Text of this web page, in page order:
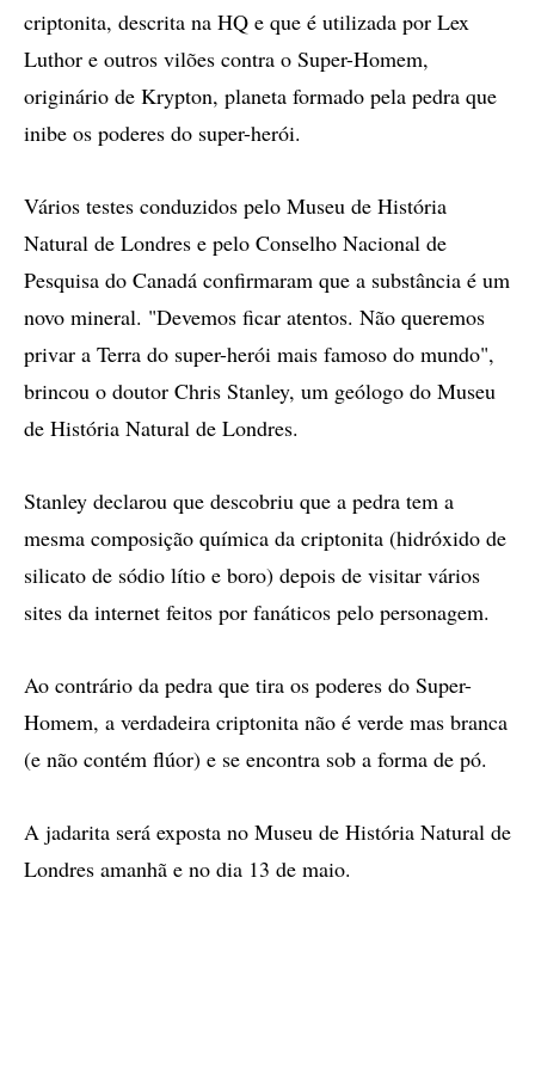
criptonita, descrita na HQ e que é utilizada por Lex
Luthor e outros vilões contra o Super-Homem,
originário de Krypton, planeta formado pela pedra que
inibe os poderes do super-herói.
Vários testes conduzidos pelo Museu de História
Natural de Londres e pelo Conselho Nacional de
Pesquisa do Canadá confirmaram que a substância é um
novo mineral. "Devemos ficar atentos. Não queremos
privar a Terra do super-herói mais famoso do mundo",
brincou o doutor Chris Stanley, um geólogo do Museu
de História Natural de Londres.
Stanley declarou que descobriu que a pedra tem a
mesma composição química da criptonita (hidróxido de
silicato de sódio lítio e boro) depois de visitar vários
sites da internet feitos por fanáticos pelo personagem.
Ao contrário da pedra que tira os poderes do Super-
Homem, a verdadeira criptonita não é verde mas branca
(e não contém flúor) e se encontra sob a forma de pó.
A jadarita será exposta no Museu de História Natural de
Londres amanhã e no dia 13 de maio.